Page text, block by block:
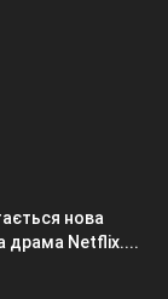
нова
драма Netflix....